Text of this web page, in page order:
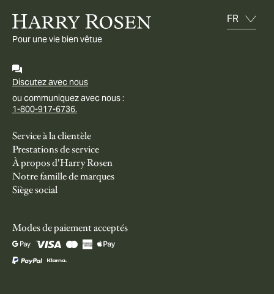
Pour une vie bien vêtue
Discutez avec nous
ou communiquez avec nous :
1-800-917-6736.
Service à la clientèle
Prestations de service
À propos d'Harry Rosen
Notre famille de marques
Siège social
Modes de paiement acceptés